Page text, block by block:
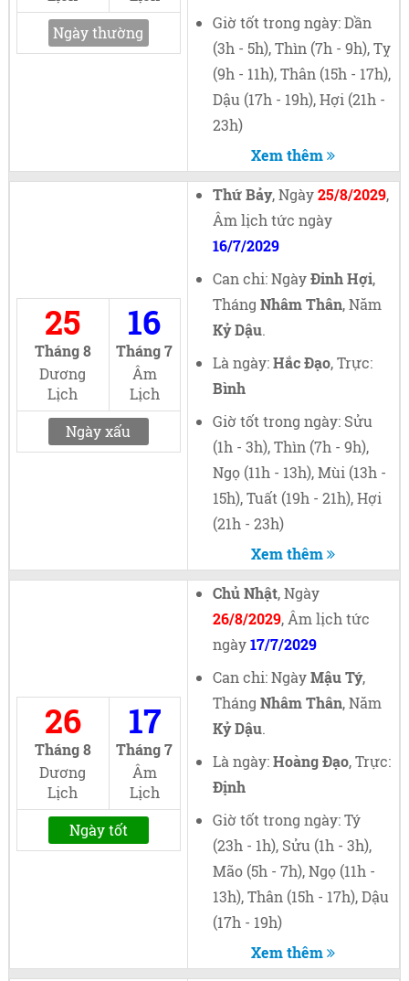
Ngày thường
Giờ tốt trong ngày: Dần
(3h - 5h), Thìn (7h - 9h), Tỵ
(9h - 11h), Thân (15h - 17h),
Dậu (17h - 19h), Hợi (21h -
23h)
Xem thêm
25
Tháng 8
Dương
Lịch
16
Tháng 7
Âm
Lịch
Ngày xấu
Thứ Bảy, Ngày25/8/2029,
Âm lịch tức ngày
16/7/2029
Can chi: NgàyĐinh Hợi,
Tháng Nhâm Thân, Năm
Kỷ Dậu.
Là ngày:Hắc Đạo, Trực:
Bình
Giờ tốt trong ngày: Sửu
(1h - 3h), Thìn (7h - 9h),
Ngọ (11h - 13h), Mùi (13h -
15h), Tuất (19h - 21h), Hợi
(21h - 23h)
Xem thêm
26
Tháng 8
Dương
Lịch
17
Tháng 7
Âm
Lịch
Ngày tốt
Chủ Nhật, Ngày
26/8/2029, Âm lịch tức
ngày17/7/2029
Can chi: NgàyMậu Tý,
Tháng Nhâm Thân, Năm
Kỷ Dậu.
Là ngày:Hoàng Đạo, Trực:
Định
Giờ tốt trong ngày: Tý
(23h - 1h), Sửu (1h - 3h),
Mão (5h - 7h), Ngọ (11h -
13h), Thân (15h - 17h), Dậu
(17h - 19h)
Xem thêm